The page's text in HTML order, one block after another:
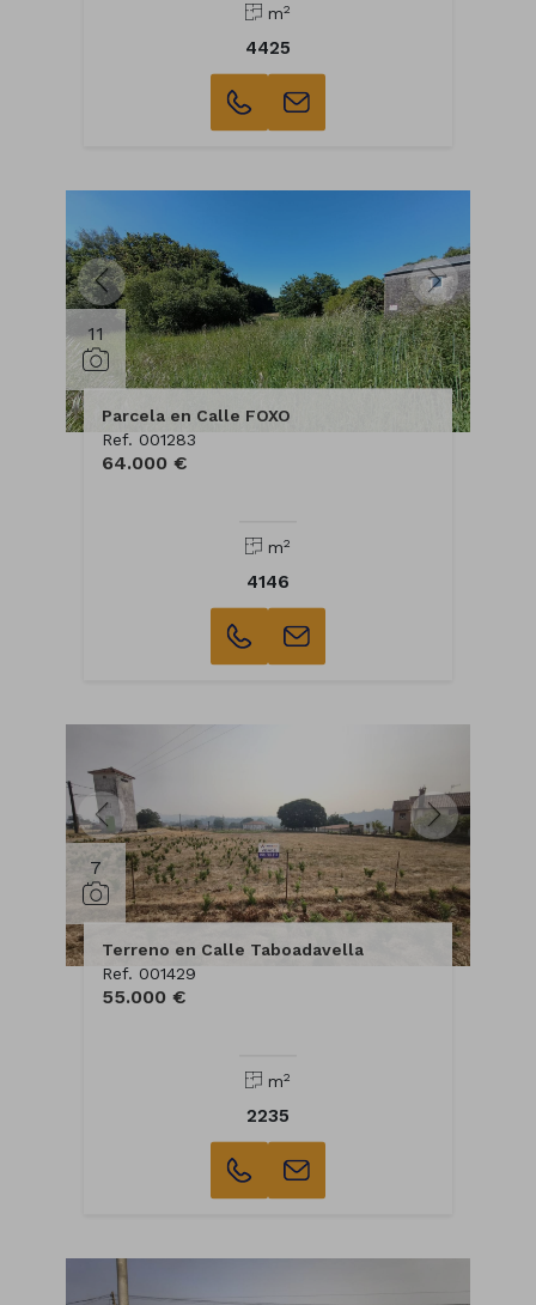
m2
4425
11
Parcela en Calle FOXO
Ref. 001283
64.000 €
m2
4146
7
Terreno en Calle Taboadavella
Ref. 001429
55.000 €
m2
2235